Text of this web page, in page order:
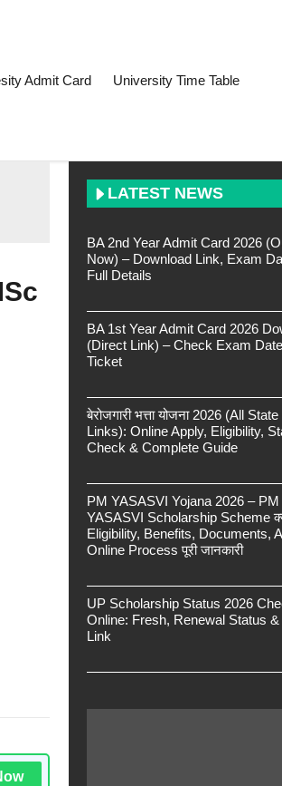
Admit Card University Time Table
LATEST NEWS
BA 2nd Year Admit Card 2026
Now) – Download Link, Exam
Full Details
BA 1st Year Admit Card 2026
(Direct Link) – Check Exam
Ticket
बेरोजगारी भत्ता योजना 2026 (All
Links): Online Apply, Eligibility,
Check & Complete Guide
PM YASASVI Yojana 2026 – PM
YASASVI Scholarship Scheme
Eligibility, Benefits, Documents,
Online Process पूरी जानकारी
UP Scholarship Status 2026
Online: Fresh, Renewal Status
Link